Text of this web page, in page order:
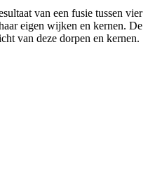
van een fusie tussen vier
eigen wijken en kernen. De
van deze dorpen en kernen.